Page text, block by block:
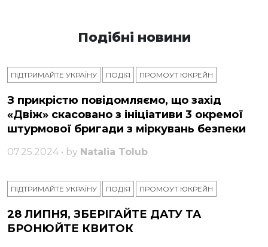
Подібні новини
ПІДТРИМАЙТЕ УКРАЇНУ ПОДІЯ ПРОМОУТ ЮКРЕЙН
З прикрістю повідомляємо, що захід
«Двіж» скасовано з ініціативи 3 окремої
штурмової бригади з міркувань безпеки
07.25.2024 • by Natalia Tolub
ПІДТРИМАЙТЕ УКРАЇНУ ПОДІЯ ПРОМОУТ ЮКРЕЙН
28 ЛИПНЯ, ЗБЕРІГАЙТЕ ДАТУ ТА
БРОНЮЙТЕ КВИТОК